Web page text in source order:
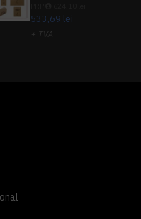
533,69 lei
+ TVA